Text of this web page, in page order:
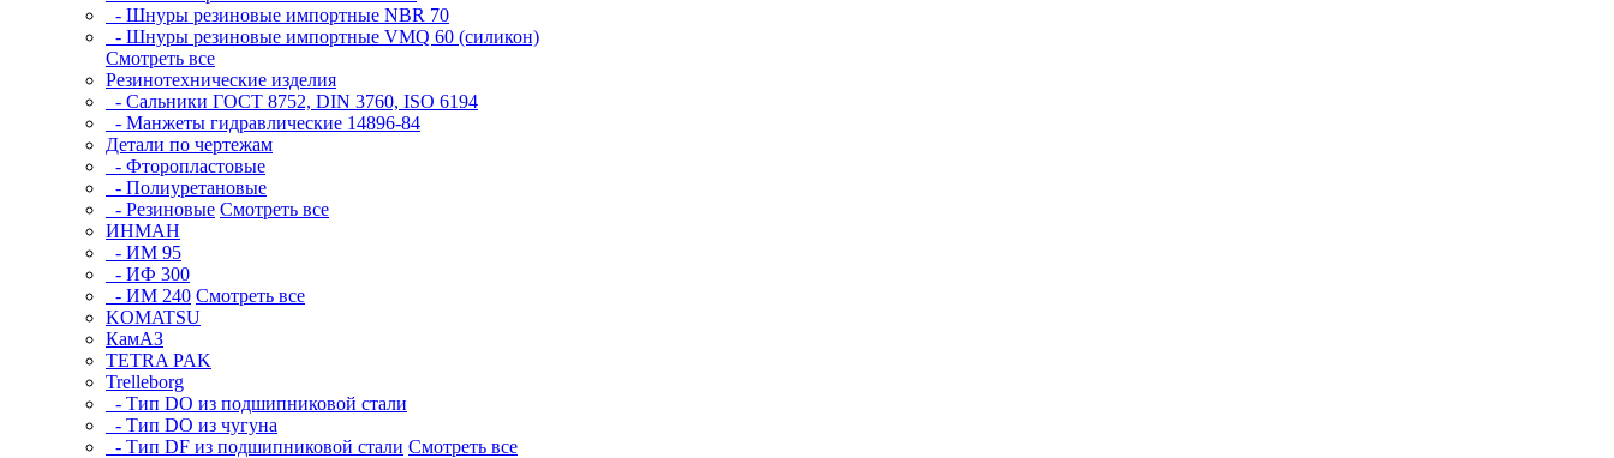
- Шнуры резиновые импортные NBR 70
- Шнуры резиновые импортные VMQ 60 (силикон)
Смотреть все
Резинотехнические изделия
- Сальники ГОСТ 8752, DIN 3760, ISO 6194
- Манжеты гидравлические 14896-84
Детали по чертежам
- Фторопластовые
- Полиуретановые
- Резиновые Смотреть все
ИНМАН
- ИМ 95
- ИФ 300
- ИМ 240 Смотреть все
KOMATSU
КамАЗ
TETRA PAK
Trelleborg
- Тип DO из подшипниковой стали
- Тип DO из чугуна
- Тип DF из подшипниковой стали Смотреть все